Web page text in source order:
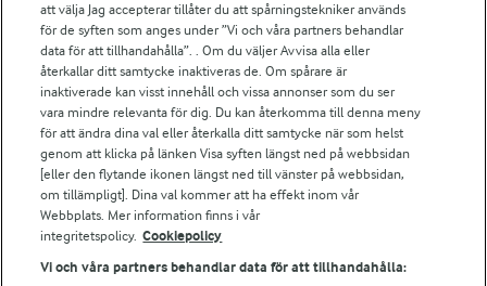
Arlas kundportal
Arla.com
Falbygdens Ost
Arla webbshop
Bildbank
Följ oss
att välja Jag accepterar tillåter du att spårningstekniker används
för de syften som anges under ”Vi och våra partners behandlar
data för att tillhandahålla”. . Om du väljer Avvisa alla eller
återkallar ditt samtycke inaktiveras de. Om spårare är
inaktiverade kan visst innehåll och vissa annonser som du ser
vara mindre relevanta för dig. Du kan återkomma till denna meny
för att ändra dina val eller återkalla ditt samtycke när som helst
genom att klicka på länken Visa syften längst ned på webbsidan
[eller den flytande ikonen längst ned till vänster på webbsidan,
om tillämpligt]. Dina val kommer att ha effekt inom vår
Webbplats. Mer information finns i vår
integritetspolicy. Cookiepolicy
Vi och våra partners behandlar data för att tillhandahålla: